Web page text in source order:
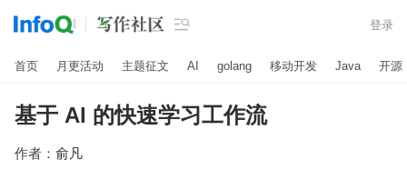
 登录
首页 月更活动 主题征文 AI golang 移动开发 Java 开源
基于 AI 的快速学习工作流
作者： 俞凡